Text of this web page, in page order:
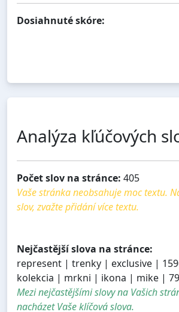
Dosiahnuté skóre:
Analýza kľúčových
Počet slov na stránce: 405
Vaše stránka neobsahuje moc textu.
slov, zvažte přidání více textu.
Nejčastější slova na stránce:
represent | trenky | exclusive |
kolekcia | mrkni | ikona | mike |
Mezi nejčastějšími slovy na Vašich
nacházet Vaše klíčová slova.